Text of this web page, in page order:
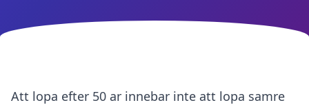
Att lopa efter 50 ar innebar inte att lopa samre